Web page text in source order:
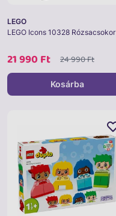
LEGO
LEGO Icons 10328 Rózsacsokor
21 990 Ft 24 990 Ft
Kosárba